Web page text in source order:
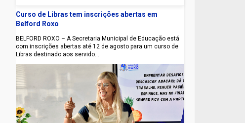
Curso de Libras tem inscrições abertas em
Belford Roxo
BELFORD ROXO – A Secretaria Municipal de Educação está
com inscrições abertas até 12 de agosto para um curso de
Libras destinado aos servido...